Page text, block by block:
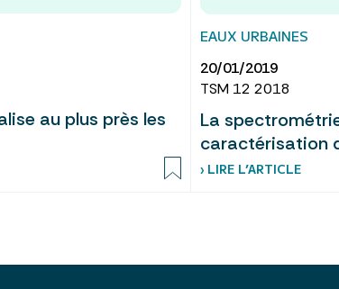
au plus près les
EAUX URBAINES
20/01/2019
TSM 12 2018
La
caractérisation
› LIRE L’ARTICLE